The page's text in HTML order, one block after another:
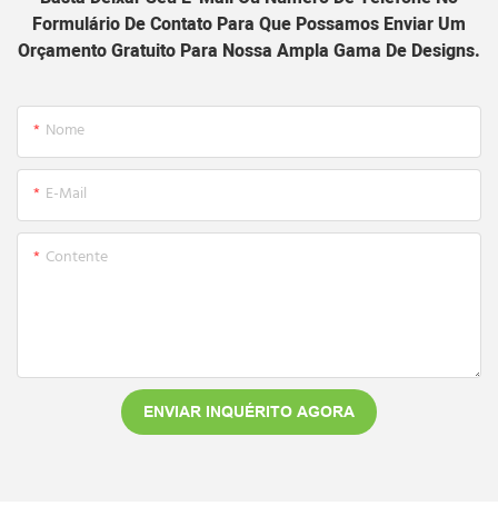
Formulário De Contato Para Que Possamos Enviar Um
Orçamento Gratuito Para Nossa Ampla Gama De Designs.
Nome
E-Mail
Contente
ENVIAR INQUÉRITO AGORA